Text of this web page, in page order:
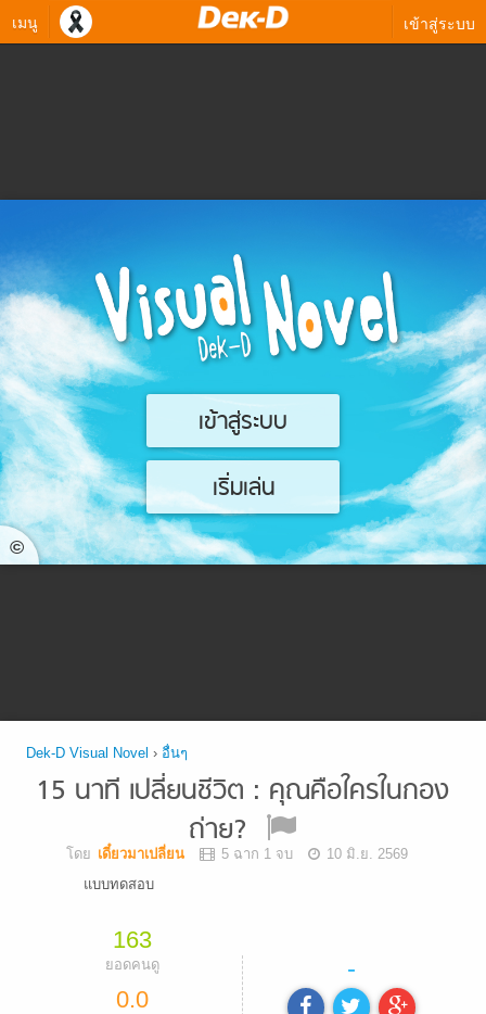
เมนู เข้าสู่ระบบ
เข้าสู่ระบบ
เริ่มเล่น
©
Dek-D Visual Novel › อื่นๆ
15 นาที เปลี่ยนชีวิต : คุณคือใครในกอง
ถ่าย?
โดย เดี๋ยวมาเปลี่ยน 5 ฉาก 1 จบ
10 มิ.ย. 2569
แบบทดสอบ
163
ยอดคนดู
0.0
-